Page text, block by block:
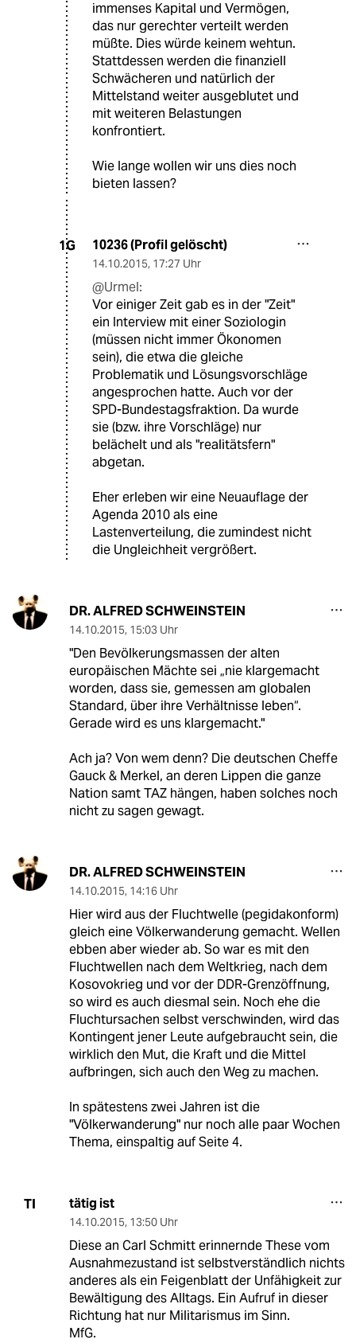
immenses Kapital und Vermögen,
das nur gerechter verteilt werden
müßte. Dies würde keinem wehtun.
Stattdessen werden die finanziell
Schwächeren und natürlich der
Mittelstand weiter ausgeblutet und
mit weiteren Belastungen
konfrontiert.
Wie lange wollen wir uns dies noch
bieten lassen?
1G 10236 (Profil gelöscht)
14.10.2015, 17:27 Uhr
@Urmel:
Vor einiger Zeit gab es in der "Zeit"
ein Interview mit einer Soziologin
(müssen nicht immer Ökonomen
sein), die etwa die gleiche
Problematik und Lösungsvorschläge
angesprochen hatte. Auch vor der
SPD-Bundestagsfraktion. Da wurde
sie (bzw. ihre Vorschläge) nur
belächelt und als "realitätsfern"
abgetan.
Eher erleben wir eine Neuauflage der
Agenda 2010 als eine
Lastenverteilung, die zumindest nicht
die Ungleichheit vergrößert.
DR. ALFRED SCHWEINSTEIN
14.10.2015, 15:03 Uhr
"Den Bevölkerungsmassen der alten
europäischen Mächte sei „nie klargemacht
worden, dass sie, gemessen am globalen
Standard, über ihre Verhältnisse leben“.
Gerade wird es uns klargemacht."
Ach ja? Von wem denn? Die deutschen Cheffe
Gauck & Merkel, an deren Lippen die ganze
Nation samt TAZ hängen, haben solches noch
nicht zu sagen gewagt.
DR. ALFRED SCHWEINSTEIN
14.10.2015, 14:16 Uhr
Hier wird aus der Fluchtwelle (pegidakonform)
gleich eine Völkerwanderung gemacht. Wellen
ebben aber wieder ab. So war es mit den
Fluchtwellen nach dem Weltkrieg, nach dem
Kosovokrieg und vor der DDR-Grenzöffnung,
so wird es auch diesmal sein. Noch ehe die
Fluchtursachen selbst verschwinden, wird das
Kontingent jener Leute aufgebraucht sein, die
wirklich den Mut, die Kraft und die Mittel
aufbringen, sich auch den Weg zu machen.
In spätestens zwei Jahren ist die
"Völkerwanderung" nur noch alle paar Wochen
Thema, einspaltig auf Seite 4.
TI tätig ist
14.10.2015, 13:50 Uhr
Diese an Carl Schmitt erinnernde These vom
Ausnahmezustand ist selbstverständlich nichts
anderes als ein Feigenblatt der Unfähigkeit zur
Bewältigung des Alltags. Ein Aufruf in dieser
Richtung hat nur Militarismus im Sinn.
MfG.